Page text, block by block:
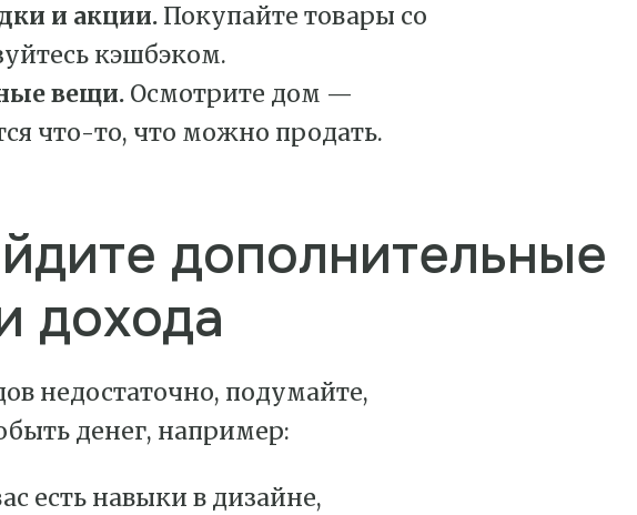
и акции. Покупайте товары со
кэшбэком.
вещи. Осмотрите дом —
что-то, что можно продать.
дополнительные
дохода
недостаточно, подумайте,
денег, например:
есть навыки в дизайне,